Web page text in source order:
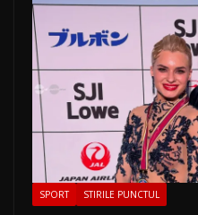
SPORT STIRILE PUNCTUL